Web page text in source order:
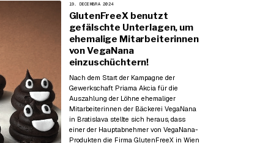
19. DECEMBRA 2024
GlutenFreeX benutzt
gefälschte Unterlagen, um
ehemalige Mitarbeiterinnen
von VegaNana
einzuschüchtern!
Nach dem Start der Kampagne der
Gewerkschaft Priama Akcia für die
Auszahlung der Löhne ehemaliger
Mitarbeiterinnen der Bäckerei VegaNana
in Bratislava stellte sich heraus, dass
einer der Hauptabnehmer von VegaNana-
Produkten die Firma GlutenFreeX in Wien